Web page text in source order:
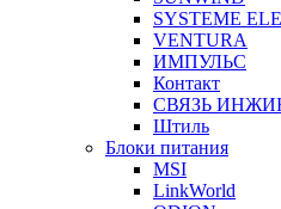
SYSTEME
VENTURA
ИМПУЛЬС
Контакт
СВЯЗЬ
Штиль
Блоки питания
MSI
LinkWorld